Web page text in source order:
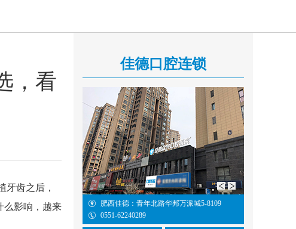
，看
牙齿之后，
么影响，越来
佳德口腔连锁
号线海棠站C2号口/宜家
肥西佳德：青年北路华邦万派城5-8109
0551-62240289